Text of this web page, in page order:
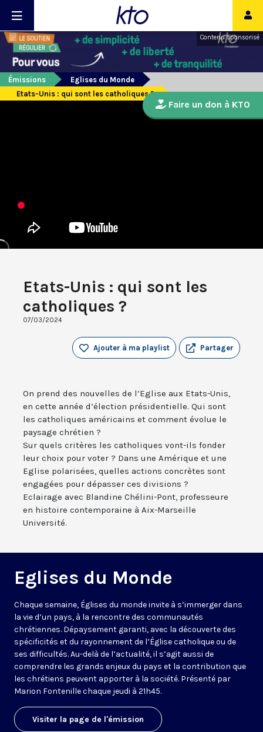
Contenu sponsorisé
Émissions
Eglises du Monde
Etats-Unis : qui sont les catholiques ?
Etats-Unis : qui sont les
catholiques ?
07/03/2024
Partager
Ajouter à ma playlist
On prend des nouvelles de l’Eglise aux Etats-Unis,
en cette année d’élection présidentielle. Qui sont
les catholiques américains et comment évolue le
paysage chrétien ?
Sur quels critères les catholiques vont-ils fonder
leur choix pour voter ? Dans une Amérique et une
Eglise polarisées, quelles actions concrètes sont
engagées pour dépasser ces divisions ?
Eclairage avec Blandine Chélini-Pont, professeure
en histoire contemporaine à Aix-Marseille
Université.
Eglises du Monde
Chaque semaine, Églises du monde invite à s’immerger dans
la vie d’un pays, à la rencontre des communautés
chrétiennes. Dépaysement garanti, avec la découverte des
spécificités et du rayonnement de l’Église catholique ou de
ses difficultés. Au-delà de l’actualité, il s’agit aussi de
comprendre les grands enjeux du pays et la contribution que
les chrétiens peuvent apporter à la société. Présenté par
Marion Fontenille chaque jeudi à 21h45.
Visiter la page de l'émission
Faire un don à KTO